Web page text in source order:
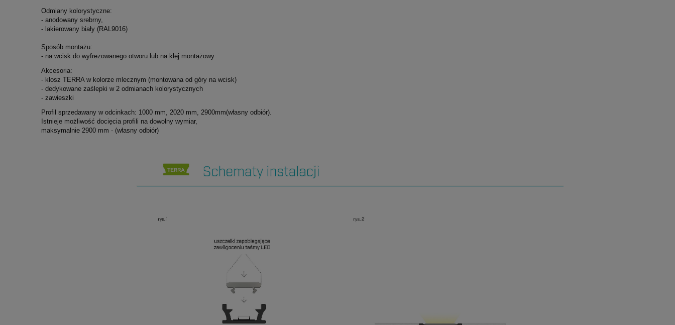
Odmiany kolorystyczne:
- anodowany srebrny,
- lakierowany biały (RAL9016)
Sposób montażu:
- na wcisk do wyfrezowanego otworu lub na klej montażowy
Akcesoria:
- klosz TERRA w kolorze mlecznym (montowana od góry na wcisk)
- dedykowane zaślepki w 2 odmianach kolorystycznych
- zawieszki
Profil sprzedawany w odcinkach: 1000 mm, 2020 mm, 2900mm(własny odbiór).
Istnieje możliwość docięcia profili na dowolny wymiar,
maksymalnie 2900 mm - (własny odbiór)